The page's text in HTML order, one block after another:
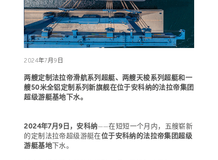
2024年7月9日
两艘定制法拉帝滑航系列超艇、两艘天梭系列超艇和一
艘50米全铝定制系列新旗舰在位于安科纳的法拉帝集团
超级游艇基地下水。
2024年7月9日，安科纳——在短短一个月内，五艘崭新
的定制法拉帝超级游艇在位于安科纳的法拉帝集团超级
游艇基地下水。